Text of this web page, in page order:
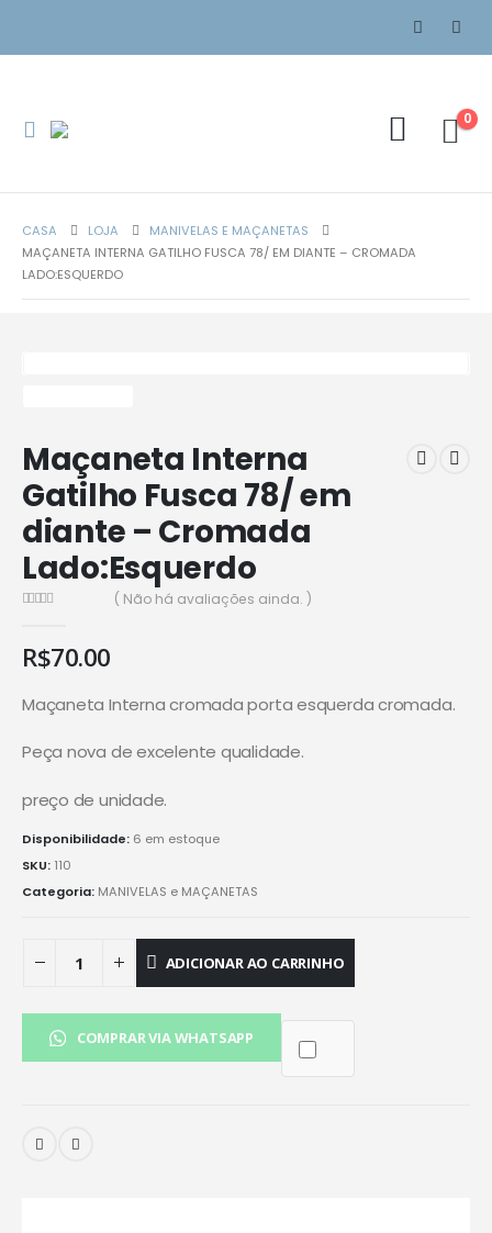
0
CASA LOJA
MANIVELAS E MAÇANETAS
MAÇANETA INTERNA GATILHO FUSCA 78/ EM DIANTE – CROMADA
LADO:ESQUERDO
Maçaneta Interna
Gatilho Fusca 78/ em
diante – Cromada
Lado:Esquerdo
( Não há avaliações ainda. )
R$70.00
Maçaneta Interna cromada porta esquerda cromada.
Peça nova de excelente qualidade.
preço de unidade.
Disponibilidade: 6 em estoque
SKU: 110
Categoria: MANIVELAS e MAÇANETAS
ADICIONAR AO CARRINHO
COMPRAR VIA WHATSAPP